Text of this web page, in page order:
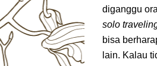
diganggu
solo
bisa
lain. Kalau